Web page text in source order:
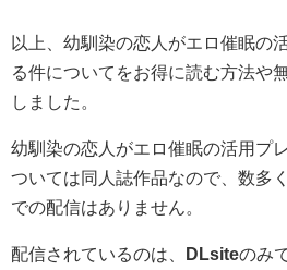
以上、幼馴染の恋人がエロ催眠の
る件についてをお得に読む方法や
しました。
幼馴染の恋人がエロ催眠の活用プ
ついては同人誌作品なので、数多
での配信はありません。
配信されているのは、 DLsiteのみ